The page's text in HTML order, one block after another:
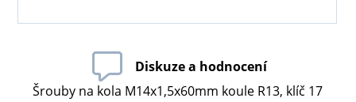
Diskuze a hodnocení
Šrouby na kola M14x1,5x60mm koule R13, klíč 17